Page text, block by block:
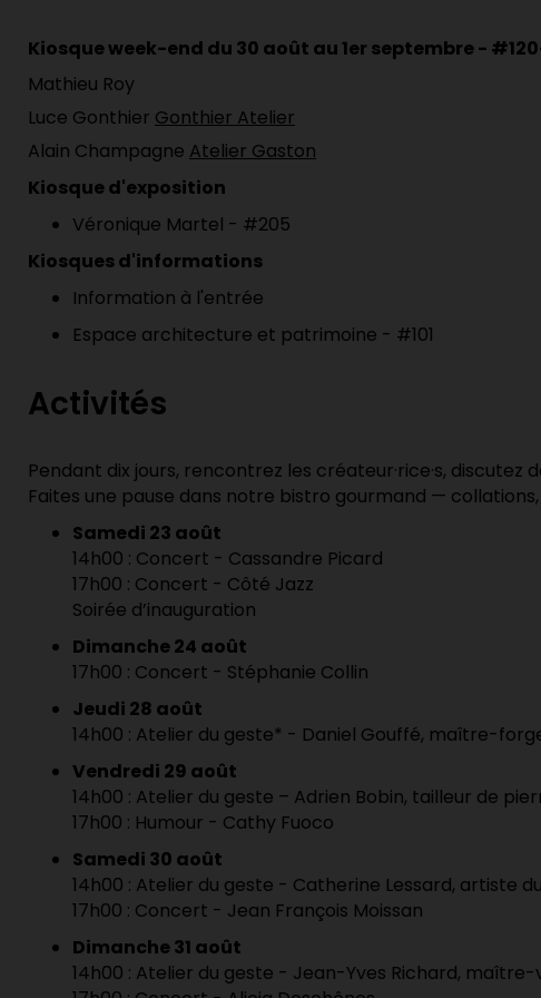
Kiosque week-end du 30 août au 1er septembre -
Mathieu Roy
Luce Gonthier Gonthier Atelier
Alain Champagne Atelier Gaston
Kiosque d'exposition
Véronique Martel - #205
Kiosques d'informations
Information à l'entrée
Espace architecture et patrimoine - #101
Activités
Pendant dix jours, rencontrez les créateur·rice·s,
Faites une pause dans notre bistro gourmand —
Samedi 23 août
14h00 : Concert - Cassandre Picard
17h00 : Concert - Côté Jazz
Soirée d’inauguration
Dimanche 24 août
17h00 : Concert - Stéphanie Collin
Jeudi 28 août
14h00 : Atelier du geste* - Daniel Gouffé, maître-
Vendredi 29 août
14h00 : Atelier du geste – Adrien Bobin, tailleur de
17h00 : Humour - Cathy Fuoco
Samedi 30 août
14h00 : Atelier du geste - Catherine Lessard, artiste
17h00 : Concert - Jean François Moissan
Dimanche 31 août
14h00 : Atelier du geste - Jean-Yves Richard, maître-